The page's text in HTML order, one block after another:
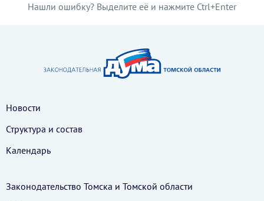
Нашли ошибку? Выделите её и нажмите Ctrl+Enter
Новости
Структура и состав
Календарь
Законодательство Томска и Томской области